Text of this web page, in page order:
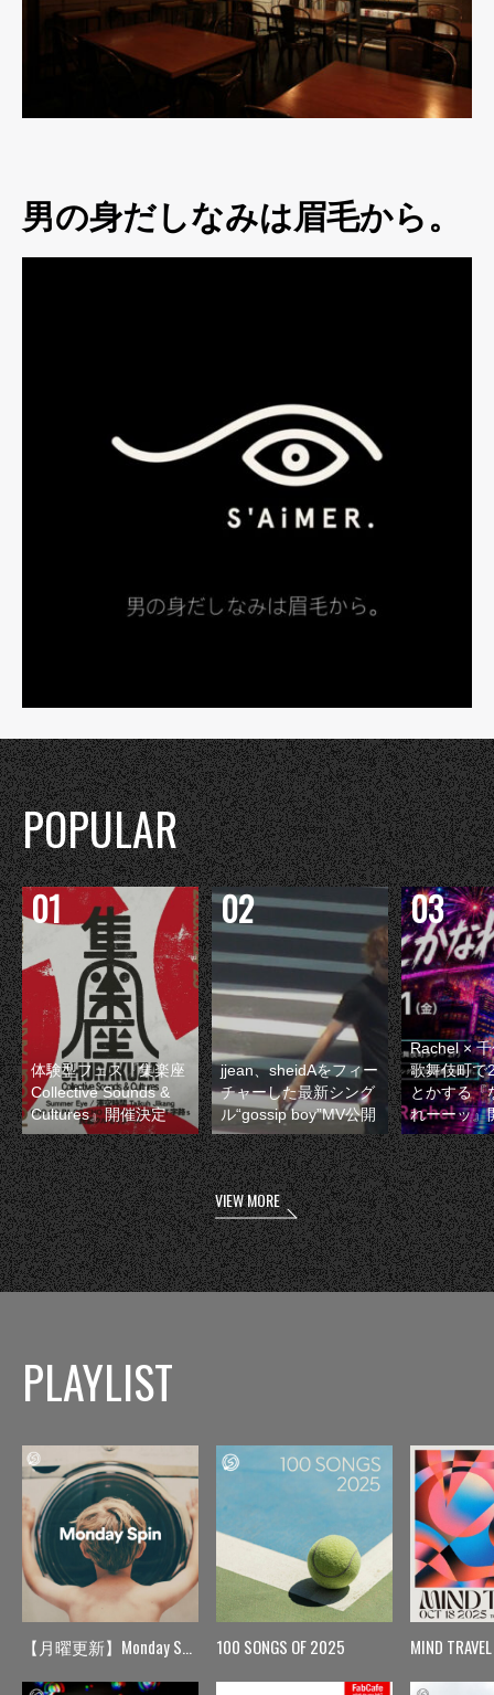
男の身だしなみは眉毛から。
POPULAR
体験型フェス『集楽座
Collective Sounds &
Cultures』開催決定
jjean、sheidAをフィー
チャーした最新シング
ル“gossip boy”MV公開
Rachel ×
歌舞伎町で
とかする『
れーーッ』
VIEW MORE
PLAYLIST
【月曜更新】Monday Spin 100 SONGS OF 2025 MIND TRAVEL